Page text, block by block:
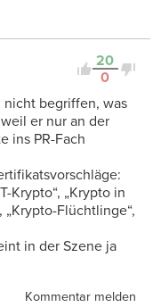
20
0
nicht begriffen, was
er nur an der
ins PR-Fach
Krypto“, „Krypto in
„Krypto-Flüchtlinge“,
in der Szene ja
Kommentar melden